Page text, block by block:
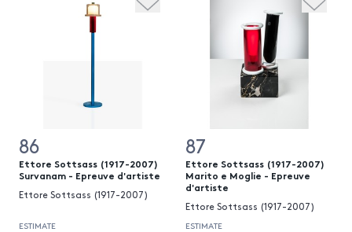
86
Ettore Sottsass (1917-2007)
Survanam - Epreuve d'artiste
Ettore Sottsass (1917-2007)
ESTIMATE
87
Ettore Sottsass (1917-2007)
Marito e Moglie - Epreuve
d'artiste
Ettore Sottsass (1917-2007)
ESTIMATE